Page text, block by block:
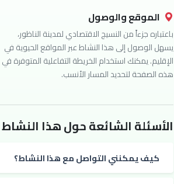
الموقع والوصول
باعتباره جزءاً من النسيج الاقتصادي لمدينة الناظور،
يسهل الوصول إلى هذا النشاط عبر المواقع الحيوية في
الإقليم. يمكنك استخدام الخريطة التفاعلية المتوفرة في
هذه الصفحة لتحديد المسار الأنسب.
الأسئلة الشائعة حول هذا
كيف يمكنني التواصل مع هذا النشاط؟